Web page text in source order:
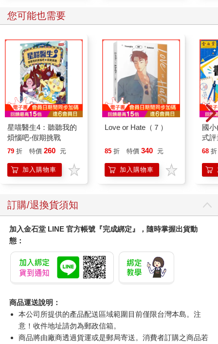
您可能也需要
星喵醫生4：聽聽我的
煩惱吧-假期挑戰
79 折 特價 260 元
加入購物車
Love or Hate（７）
85 折 特價 340 元
加入購物車
國
式評
年｝
68 折
訂購/退換貨須知
加入金石堂 LINE 官方帳號『完成綁定』，隨時掌握出貨動
態：
商品運送說明：
本公司所提供的產品配送區域範圍目前僅限台灣本島。注
意！收件地址請勿為郵政信箱。
商品將由廠商透過貨運或是郵局寄送。消費者訂購之商品若